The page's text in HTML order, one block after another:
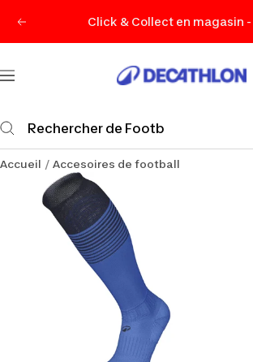
Précédent Click & Collect en magasin
Navigation
Decathlon
Accueil Accesoires de football